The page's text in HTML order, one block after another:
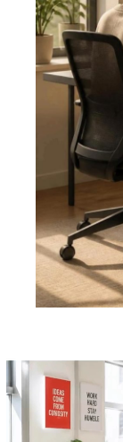
Pemutar
Video